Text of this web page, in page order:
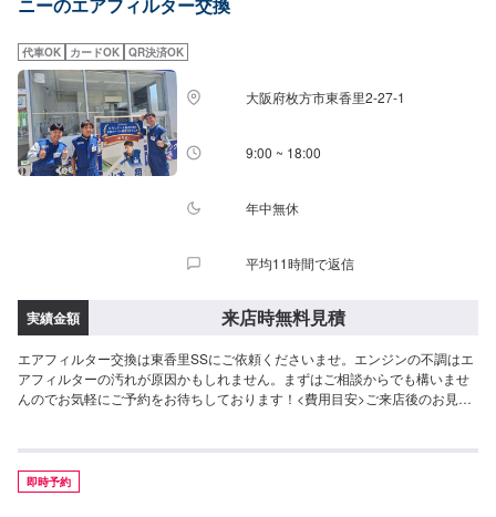
代車OK カードOK QR決済OK
大阪府枚方市東香里2-27-1
9:00 ~ 18:00
年中無休
平均11時間で返信
実績金額 来店時無料見積
エアフィルター交換は東香里SSにご依頼くださいませ。エンジンの不調はエ
アフィルターの汚れが原因かもしれません。まずはご相談からでも構いませ
んのでお気軽にご予約をお待ちしております！<費用目安>ご来店後のお見積
即時予約